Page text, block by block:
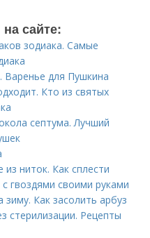
сайте:
зодиака. Самые
Варенье для Пушкина
Кто из святых
септума. Лучший
ниток. Как сплести
гвоздями своими руками
Как засолить арбуз
стерилизации. Рецепты